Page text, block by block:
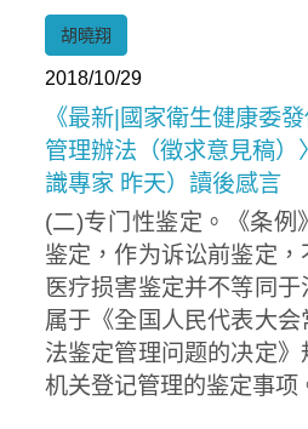
胡曉翔
2018/10/29
《最新|國家衛生健康委
管理辦法（徵求意見稿）
識專家 昨天）讀後感言
(二)专门性鉴定。《条例
鉴定，作为诉讼前鉴定，
医疗损害鉴定并不等同
属于《全国人民代表大会
法鉴定管理问题的决定
机关登记管理的鉴定事项